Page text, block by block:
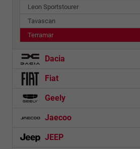
Leon Sportstourer
Tavascan
Terramar
Dacia
Fiat
Geely
Jaecoo
JEEP